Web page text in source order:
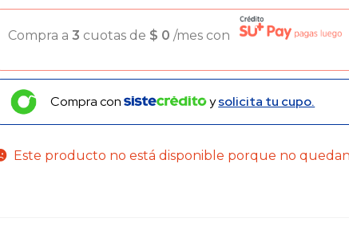
Compra a 3 cuotas de $ 0 /mes con
Compra con ysolicita tu cupo.
Este producto no está disponible porque no quedan